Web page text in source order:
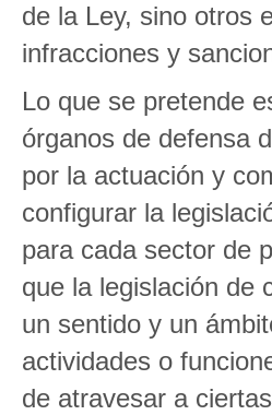
de la Ley, sino otros
infracciones y
Lo que se pretende
órganos de defensa
por la actuación y
configurar la
para cada sector de
que la legislación de
un sentido y un
actividades o
de atravesar a